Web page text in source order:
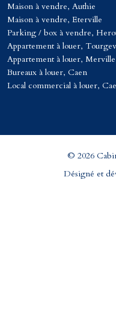
Maison à vendre, Authie
Maison à vendre, Eterville
Parking / box à vendre,
Appartement à louer,
Appartement à louer,
Bureaux à louer, Caen
Local commercial à louer,
© 2026
Désigné et